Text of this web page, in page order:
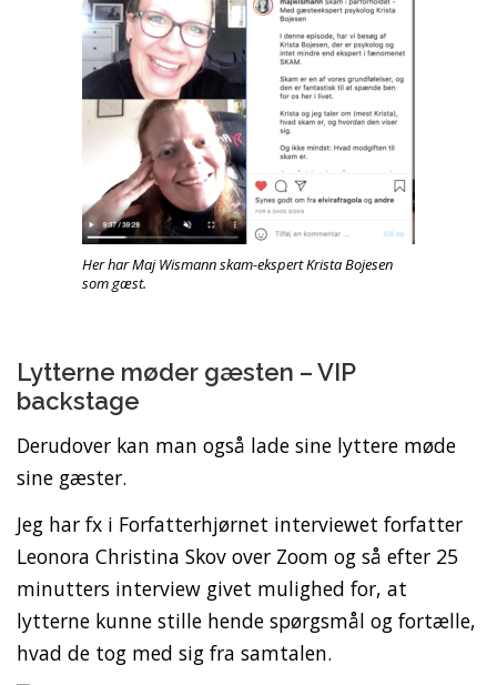
Her har Maj Wismann skam-ekspert Krista Bojesen
som gæst.
Lytterne møder gæsten – VIP
backstage
Derudover kan man også lade sine lyttere møde
sine gæster.
Jeg har fx i Forfatterhjørnet interviewet forfatter
Leonora Christina Skov over Zoom og så efter 25
minutters interview givet mulighed for, at
lytterne kunne stille hende spørgsmål og fortælle,
hvad de tog med sig fra samtalen.